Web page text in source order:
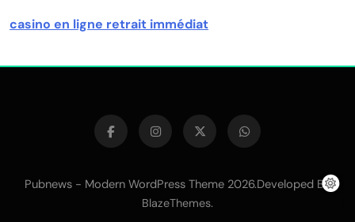
casino en ligne retrait immédiat
Pubnews - Modern WordPress Theme 2026.Developed By
BlazeThemes.